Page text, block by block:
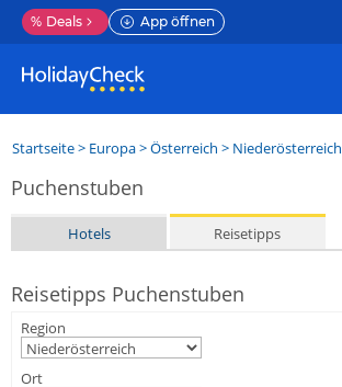
% Deals App öffnen
Startseite> Europa>Österreich > Niederösterreich
Puchenstuben
Hotels Reisetipps
Reisetipps Puchenstuben
Region
Ort